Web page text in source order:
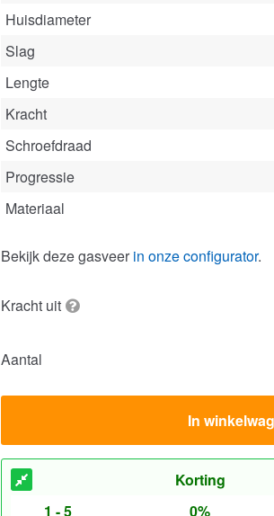
Huisdiameter
Slag
Lengte
Kracht
Schroefdraad
Progressie
Materiaal
Bekijk deze gasveer in onze configurator.
Kracht uit
Aantal
In
Korting
1 - 5
0%